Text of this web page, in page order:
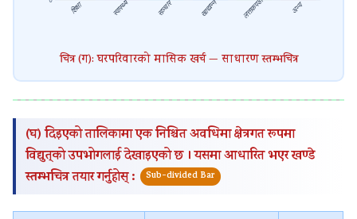
चित्र (ग): घरपरिवारको मासिक खर्च — साधारण स्तम्भचित्र
(घ) दिइएको तालिकामा एक निश्चित अवधिमा क्षेत्रगत रूपमा
विद्युत्‌को उपभोगलाई देखाइएको छ । यसमा आधारित भएर खण्डे
स्तम्भचित्र तयार गर्नुहोस् :
Sub-divided Bar